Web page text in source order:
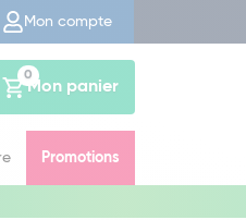
Mon compte
Mon panier
0
Promotions